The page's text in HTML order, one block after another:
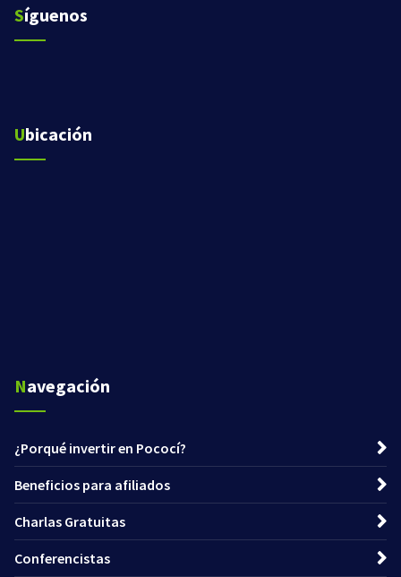
Síguenos
Ubicación
Navegación
¿Porqué invertir en Pococí?
Beneficios para afiliados
Charlas Gratuitas
Conferencistas